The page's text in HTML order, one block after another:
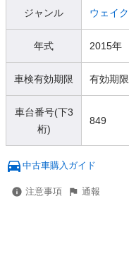
ジャンル ウェイク
年式 2015年
車検有効期限 有効期
車台番号(下3
桁)
849
中古車購入ガイド
注意事項 通報